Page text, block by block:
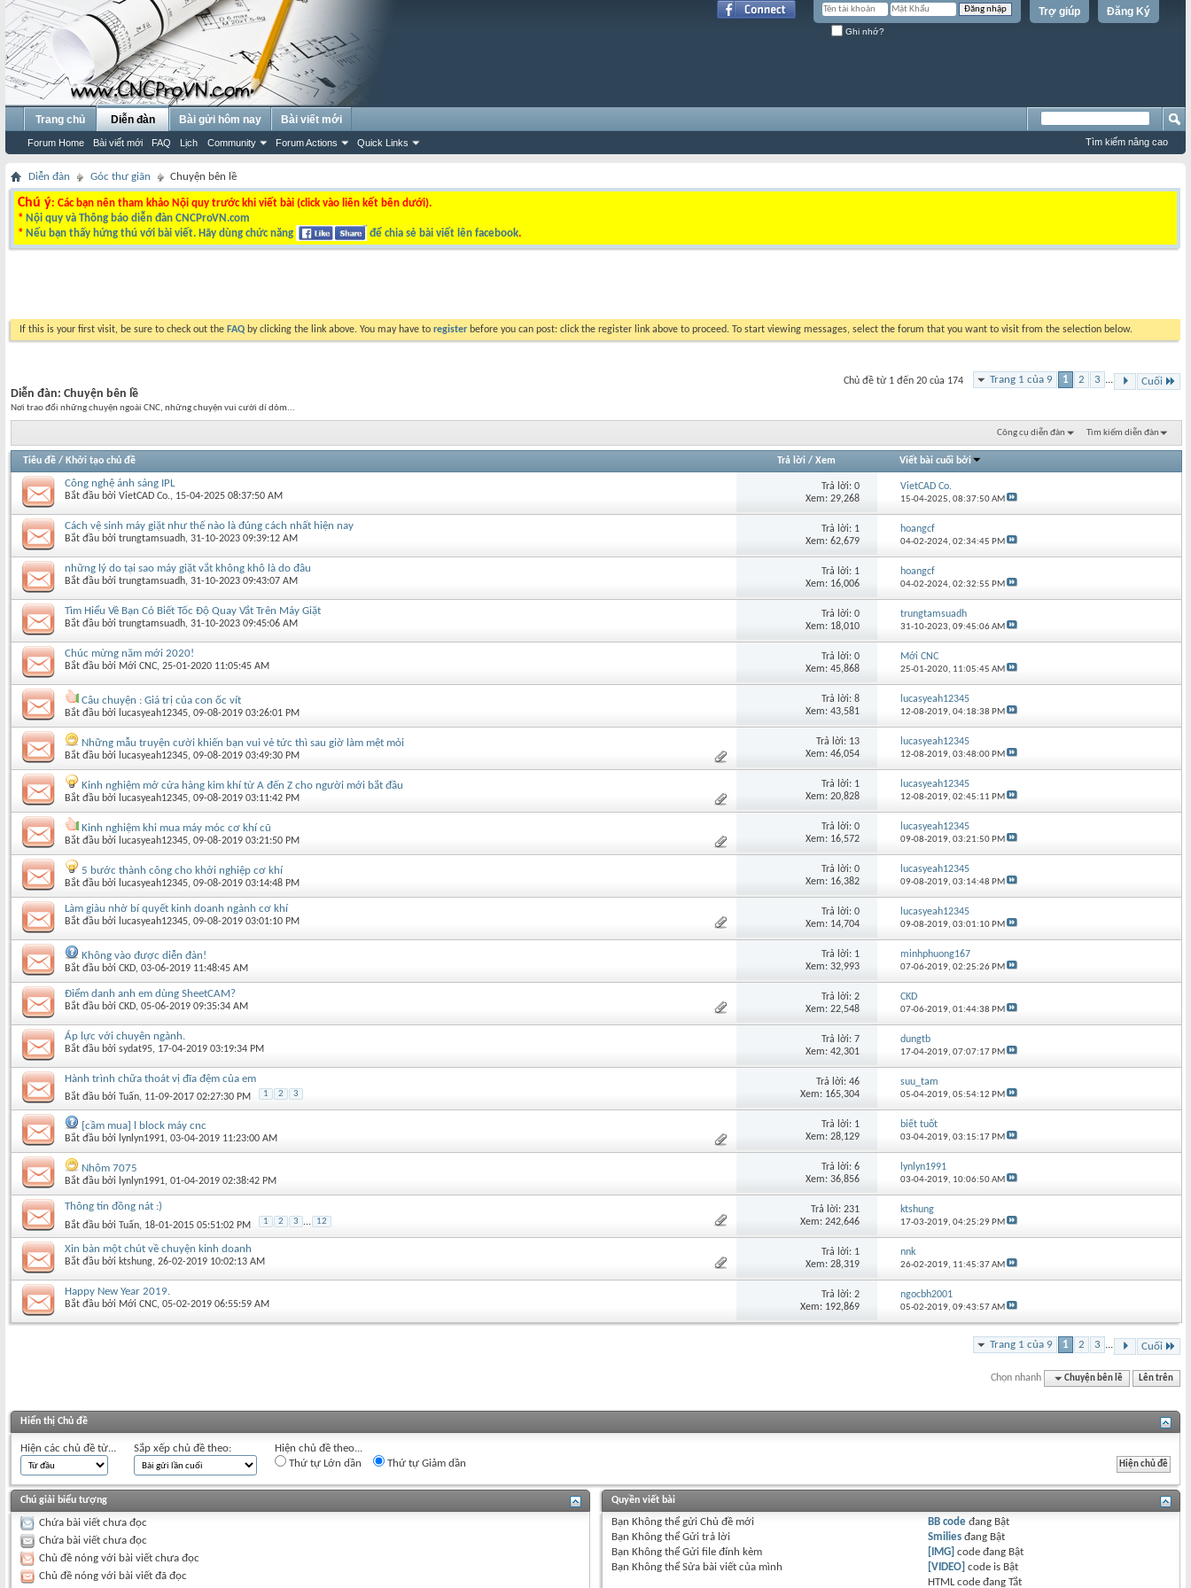
Đăng Ký
Trợ giúp
Ghi nhớ?
Trang chủ Diễn đàn
Forum Home Bài viết mới FAQ Lịch Community Forum Actions Quick Links
Bài gửi hôm nay Bài viết mới
Tìm kiếm nâng cao
Diễn đàn Góc thư giãn Chuyện bên lề
Chú ý: Các bạn nên tham khảo Nội quy trước khi viết bài (click vào liên kết bên dưới).
* Nội quy và Thông báo diễn đàn CNCProVN.com
* Nếu bạn thấy hứng thú với bài viết. Hãy dùng chức năng để chia sẻ bài viết lên facebook.
If this is your first visit, be sure to check out the FAQ by clicking the link above. You may have to register before you can post: click the register link above to proceed. To start viewing messages, select the forum that you want to visit from the selection below.
Trang 1 của 9 1 2 3 ... Cuối
Chủ đề từ 1 đến 20 của 174
Diễn đàn: Chuyện bên lề
Nơi trao đổi những chuyện ngoài CNC, những chuyện vui cười dí dỏm...
Công cụ diễn đàn Tìm kiếm diễn đàn
Tiêu đề / Khởi tạo chủ đề Trả lời/ Xem Viết bài cuối bởi
Công nghệ ánh sáng IPL
Bắt đầu bởi VietCAD Co.‎, 15-04-2025 08:37:50 AM
Trả lời: 0
Xem: 29,268
VietCAD Co.
15-04-2025,08:37:50 AM
Cách vệ sinh máy giặt như thế nào là đúng cách nhất hiện nay
Bắt đầu bởi trungtamsuadh‎, 31-10-2023 09:39:12 AM
Trả lời: 1
Xem: 62,679
hoangcf
04-02-2024,02:34:45 PM
những lý do tại sao máy giặt vắt không khô là do đâu
Bắt đầu bởi trungtamsuadh‎, 31-10-2023 09:43:07 AM
Trả lời: 1
Xem: 16,006
hoangcf
04-02-2024,02:32:55 PM
Tìm Hiểu Về Bạn Có Biết Tốc Độ Quay Vắt Trên Máy Giặt
Bắt đầu bởi trungtamsuadh‎, 31-10-2023 09:45:06 AM
Trả lời: 0
Xem: 18,010
trungtamsuadh
31-10-2023,09:45:06 AM
Chúc mừng năm mới 2020!
Bắt đầu bởi Mới CNC‎, 25-01-2020 11:05:45 AM
Trả lời: 0
Xem: 45,868
Mới CNC
25-01-2020, 11:05:45 AM
Câu chuyện : Giá trị của con ốc vít
Bắt đầu bởi lucasyeah12345‎, 09-08-2019 03:26:01 PM
Trả lời: 8
Xem: 43,581
lucasyeah12345
12-08-2019,04:18:38 PM
Những mẫu truyện cười khiến bạn vui vẻ tức thì sau giờ làm mệt mỏi
Bắt đầu bởi lucasyeah12345‎, 09-08-2019 03:49:30 PM
Trả lời: 13
Xem: 46,054
lucasyeah12345
12-08-2019,03:48:00 PM
Kinh nghiệm mở cửa hàng kim khí từ A đến Z cho người mới bắt đầu
Bắt đầu bởi lucasyeah12345‎, 09-08-2019 03:11:42 PM
Trả lời: 1
Xem: 20,828
lucasyeah12345
12-08-2019,02:45:11 PM
Kinh nghiệm khi mua máy móc cơ khí cũ
Bắt đầu bởi lucasyeah12345‎, 09-08-2019 03:21:50 PM
Trả lời: 0
Xem: 16,572
lucasyeah12345
09-08-2019,03:21:50 PM
5 bước thành công cho khởi nghiệp cơ khí
Bắt đầu bởi lucasyeah12345‎, 09-08-2019 03:14:48 PM
Trả lời: 0
Xem: 16,382
lucasyeah12345
09-08-2019,03:14:48 PM
Làm giàu nhờ bí quyết kinh doanh ngành cơ khí
Bắt đầu bởi lucasyeah12345‎, 09-08-2019 03:01:10 PM
Trả lời: 0
Xem: 14,704
lucasyeah12345
09-08-2019,03:01:10 PM
Không vào được diễn đàn!
Bắt đầu bởi CKD‎, 03-06-2019 11:48:45 AM
Trả lời: 1
Xem: 32,993
minhphuong167
07-06-2019,02:25:26 PM
Điểm danh anh em dùng SheetCAM?
Bắt đầu bởi CKD‎, 05-06-2019 09:35:34 AM
Trả lời: 2
Xem: 22,548
CKD
07-06-2019,01:44:38 PM
Áp lực với chuyên ngành.
Bắt đầu bởi sydat95‎, 17-04-2019 03:19:34 PM
Trả lời: 7
Xem: 42,301
dungtb
17-04-2019,07:07:17 PM
Hành trình chữa thoát vị đĩa đệm của em
Bắt đầu bởi Tuấn‎, 11-09-2017 02:27:30 PM 1 2 3
Trả lời: 46
Xem: 165,304
suu_tam
05-04-2019,05:54:12 PM
[cầm mua] l block máy cnc
Bắt đầu bởi lynlyn1991‎, 03-04-2019 11:23:00 AM
Trả lời: 1
Xem: 28,129
biết tuốt
03-04-2019,03:15:17 PM
Nhôm 7075
Bắt đầu bởi lynlyn1991‎, 01-04-2019 02:38:42 PM
Trả lời: 6
Xem: 36,856
lynlyn1991
03-04-2019, 10:06:50 AM
Thông tin đồng nát :)
Bắt đầu bởi Tuấn‎, 18-01-2015 05:51:02 PM 1 2 3 ... 12
Trả lời: 231
Xem: 242,646
ktshung
17-03-2019,04:25:29 PM
Xin bàn một chút về chuyện kinh doanh
Bắt đầu bởi ktshung‎, 26-02-2019 10:02:13 AM
Trả lời: 1
Xem: 28,319
nnk
26-02-2019, 11:45:37 AM
Happy New Year 2019.
Bắt đầu bởi Mới CNC‎, 05-02-2019 06:55:59 AM
Trả lời: 2
Xem: 192,869
ngocbh2001
05-02-2019,09:43:57 AM
Trang 1 của 9 1 2 3 ... Cuối
Chọn nhanh Chuyện bên lề Lên trên
Hiển thị Chủ đề
Hiện các chủ đề từ... Sắp xếp chủ đề theo:
Hiện chủ đề theo...
Thứ tự Lớn dần
Thứ tự Giảm dần
Chú giải biểu tượng
Chứa bài viết chưa đọc
Chứa bài viết chưa đọc
Chủ đề nóng với bài viết chưa đọc
Chủ đề nóng với bài viết đã đọc
Quyền viết bài
Bạn Không thểgửi Chủ đề mới
Bạn Không thểGửi trả lời
Bạn Không thểGửi file đính kèm
Bạn Không thểSửa bài viết của mình
BB code đang Bật
Smilies đang Bật
[IMG] code đang Bật
[VIDEO] code is Bật
HTML code đangTắt